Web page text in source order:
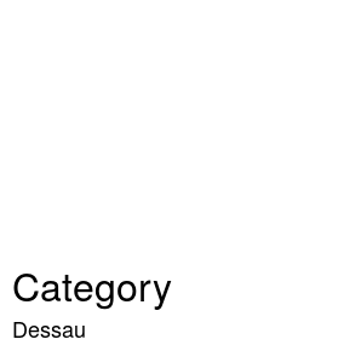
Category
Dessau